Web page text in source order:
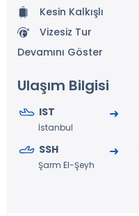
Kesin Kalkışlı
Vizesiz Tur
Devamını Göster
Ulaşım Bilgisi
IST
İstanbul
SSH
Şarm El-Şeyh